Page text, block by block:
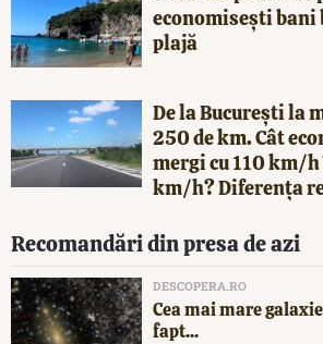
economisești
plajă
De la București la
250 de km. Cât
mergi cu 110 km/h
km/h? Diferența
Recomandări din presa de azi
DESCOPERA.RO
Cea mai mare
fapt...